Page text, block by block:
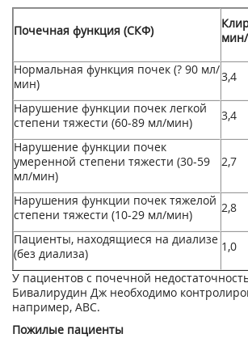
Почечная функция (СКФ)
мин/
Нормальная функция почек (? 90 мл/
мин)
3,4
Нарушение функции почек легкой
степени тяжести (60-89 мл/мин)
3,4
Нарушение функции почек
умеренной степени тяжести (30-59
мл/мин)
2,7
Нарушения функции почек тяжелой
степени тяжести (10-29 мл/мин)
2,8
Пациенты, находящиеся на диализе
(без диализа)
1,0
У пациентов с почечной
Бивалирудин Дж необходимо
например, АВС.
Пожилые пациенты